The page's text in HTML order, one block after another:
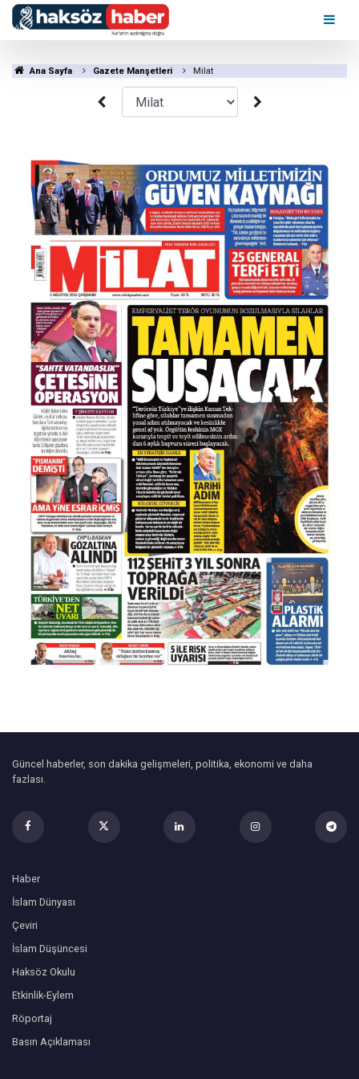
Ana Sayfa Gazete Manşetleri Milat
Güncel haberler, son dakika gelişmeleri, politika, ekonomi ve daha
fazlası.
Haber
İslam Dünyası
Çeviri
İslam Düşüncesi
Haksöz Okulu
Etkinlik-Eylem
Röportaj
Basın Açıklaması